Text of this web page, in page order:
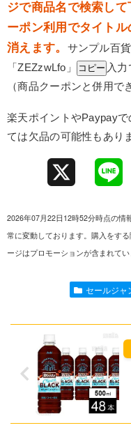
ジで商品名で検索し
ーポン利用でタイト
消えます。 サンプル百
「ZEZzwLfo 」 コピー 入
（商品クーポンと併用で
楽天ポイントやPaypay
ては欠品の可能性もあり
e
2026年07月22日12時52分時点の情
常に変動しております。購入をす
ージはプロモーションが含まれてい
セールジャ